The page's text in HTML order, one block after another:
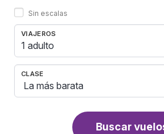
Sin escalas
VIAJEROS
1 adulto
CLASE
Buscar